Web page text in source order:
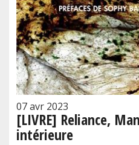
07 avr 2023
[LIVRE] Reliance,
intérieure